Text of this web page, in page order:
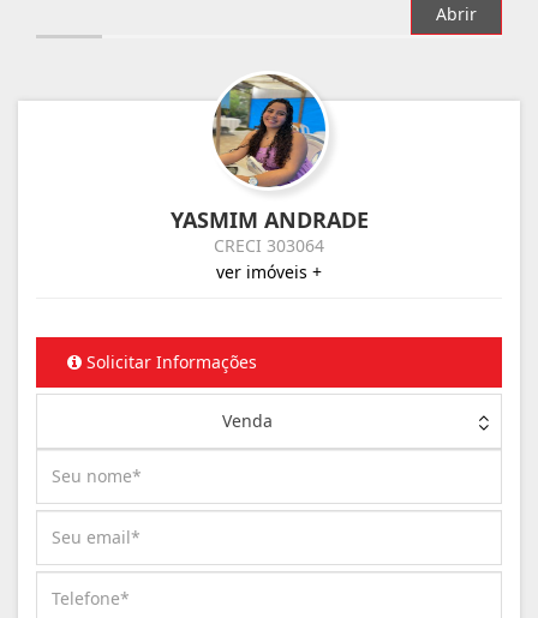
Abrir
YASMIM ANDRADE
CRECI 303064
ver imóveis +
Solicitar Informações
Venda